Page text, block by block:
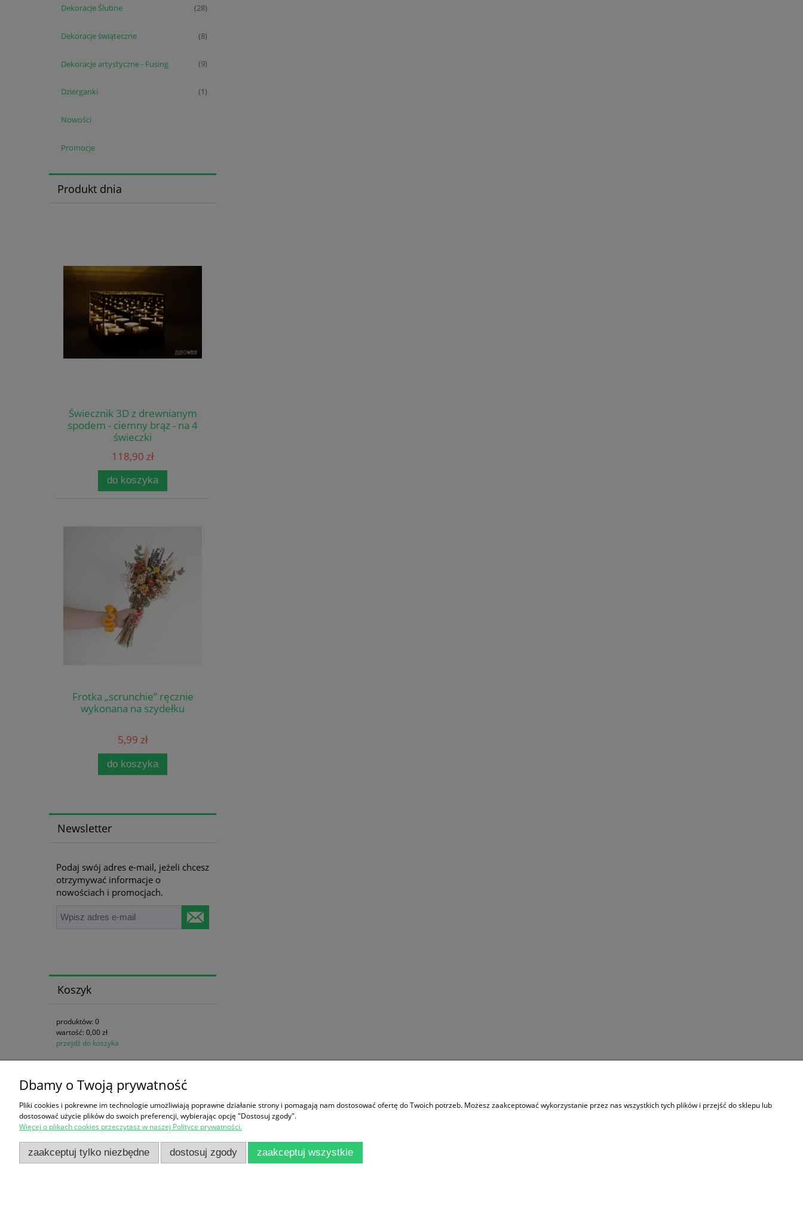
Dekoracje Ślubne (28)
Dekoracje świąteczne (8)
Dekoracje artystyczne - Fusing (9)
Dzierganki (1)
Nowości
Promocje
Produkt dnia
Świecznik 3D z drewnianym
spodem - ciemny brąz - na 4
świeczki
118,90 zł
do koszyka
Frotka „scrunchie” ręcznie
wykonana na szydełku
5,99 zł
do koszyka
Newsletter
Podaj swój adres e-mail, jeżeli chcesz
otrzymywać informacje o
nowościach i promocjach.
Koszyk
produktów: 0
wartość: 0,00 zł
przejdź do koszyka
Zakupy
Czas realizacji zamówienia
Formy płatności
Koszt dostawy
Reklamacje i zwroty
Jak kupować?
Regulamin sklepu
Częste pytania
Polityka prywatności
Dbamy o Twoją prywatność
Pliki cookies i pokrewne im technologie umożliwiają poprawne działanie strony i pomagają nam dostosować ofertę do Twoich potrzeb. Możesz zaakceptować wykorzystanie przez nas wszystkich tych plików i przejść do sklepu lub
dostosować użycie plików do swoich preferencji, wybierając opcję "Dostosuj zgody".
Więcej o plikach cookies przeczytasz w naszej Polityce prywatności.
zaakceptuj tylko niezbędne dostosuj zgody zaakceptuj wszystkie